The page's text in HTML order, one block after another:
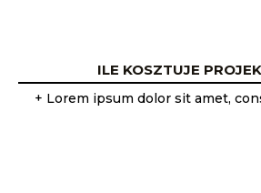
ILE KOSZTUJE
+ Lorem ipsum dolor sit amet,